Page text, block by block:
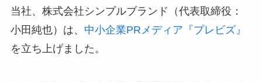
当社、株式会社シンプルブランド（代表取締役：
小田純也）は、 中小企業PRメディア『プレビズ』
を立ち上げました。